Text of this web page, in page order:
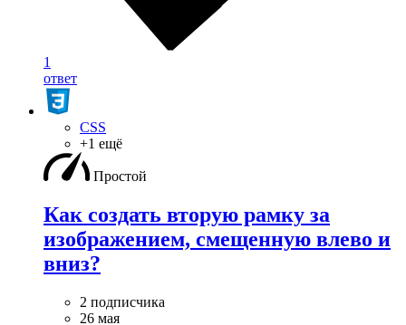
1
ответ
CSS
+1 ещё
Простой
Как создать вторую рамку за
изображением, смещенную влево и
вниз?
2 подписчика
26 мая